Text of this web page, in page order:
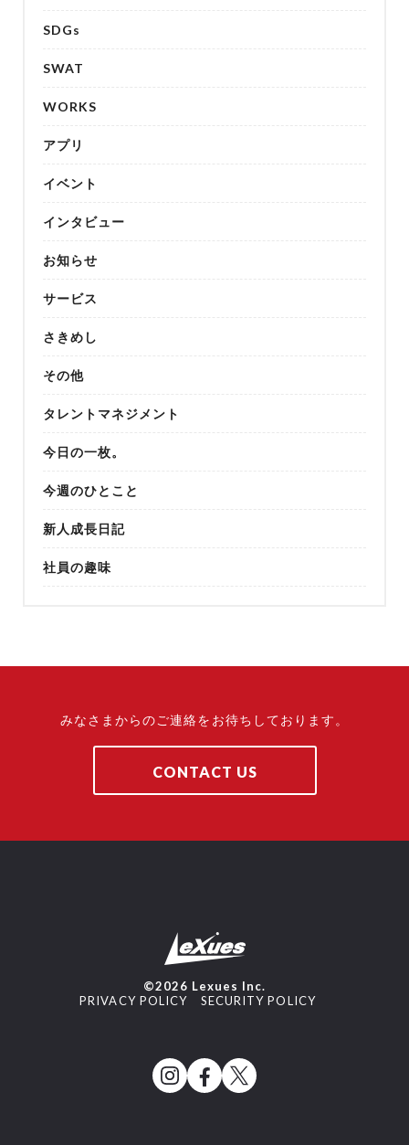
SDGs
SWAT
WORKS
アプリ
イベント
インタビュー
お知らせ
サービス
さきめし
その他
タレントマネジメント
今日の一枚。
今週のひとこと
新人成長日記
社員の趣味
みなさまからのご連絡をお待ちしております。
CONTACT US
©2026 Lexues Inc.
PRIVACY POLICY
SECURITY POLICY